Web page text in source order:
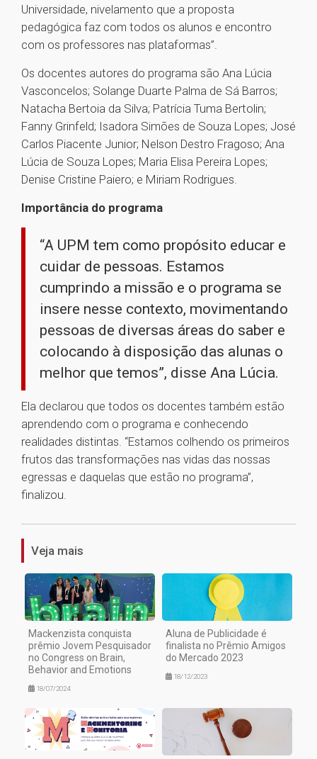
Universidade, nivelamento que a proposta
pedagógica faz com todos os alunos e encontro
com os professores nas plataformas”.
Os docentes autores do programa são Ana Lúcia
Vasconcelos; Solange Duarte Palma de Sá Barros;
Natacha Bertoia da Silva; Patrícia Tuma Bertolin;
Fanny Grinfeld; Isadora Simões de Souza Lopes; José
Carlos Piacente Junior; Nelson Destro Fragoso; Ana
Lúcia de Souza Lopes; Maria Elisa Pereira Lopes;
Denise Cristine Paiero; e Miriam Rodrigues.
Importância do programa
“A UPM tem como propósito educar e
cuidar de pessoas. Estamos
cumprindo a missão e o programa se
insere nesse contexto, movimentando
pessoas de diversas áreas do saber e
colocando à disposição das alunas o
melhor que temos”, disse Ana Lúcia.
Ela declarou que todos os docentes também estão
aprendendo com o programa e conhecendo
realidades distintas. “Estamos colhendo os primeiros
frutos das transformações nas vidas das nossas
egressas e daquelas que estão no programa”,
finalizou.
Veja mais
Mackenzista conquista
prêmio Jovem Pesquisador
no Congress on Brain,
Behavior and Emotions
18/07/2024
Aluna de Publicidade é
finalista no Prêmio Amigos
do Mercado 2023
18/12/2023